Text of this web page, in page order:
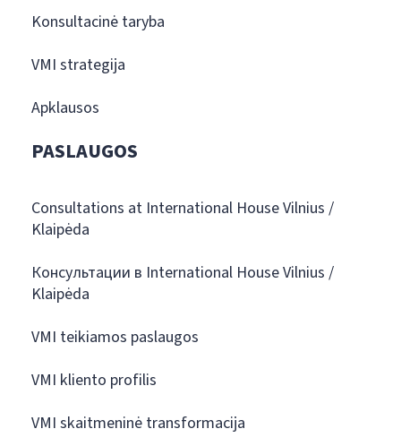
Konsultacinė taryba
VMI strategija
Apklausos
PASLAUGOS
Consultations at International House Vilnius /
Klaipėda
Консультации в International House Vilnius /
Klaipėda
VMI teikiamos paslaugos
VMI kliento profilis
VMI skaitmeninė transformacija